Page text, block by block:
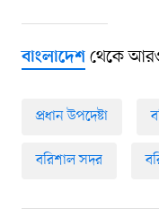
বাংলাদেশথেকে
প্রধান উপদেষ্টা
বরিশাল সদর